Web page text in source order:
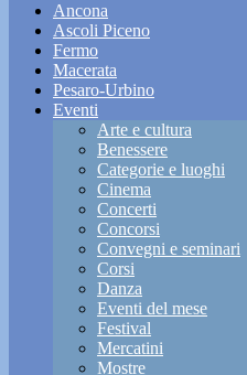
Ancona
Ascoli Piceno
Fermo
Macerata
Pesaro-Urbino
Eventi
Arte e cultura
Benessere
Categorie e luoghi
Cinema
Concerti
Concorsi
Convegni e seminari
Corsi
Danza
Eventi del mese
Festival
Mercatini
Mostre